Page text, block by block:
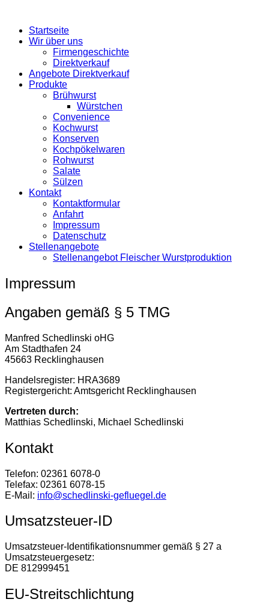
Startseite
Wir über uns
Firmengeschichte
Direktverkauf
Angebote Direktverkauf
Produkte
Brühwurst
Würstchen
Convenience
Kochwurst
Konserven
Kochpökelwaren
Rohwurst
Salate
Sülzen
Kontakt
Kontaktformular
Anfahrt
Impressum
Datenschutz
Stellenangebote
Stellenangebot Fleischer Wurstproduktion
Impressum
Angaben gemäß § 5 TMG
Manfred Schedlinski oHG
Am Stadthafen 24
45663 Recklinghausen
Handelsregister: HRA3689
Registergericht: Amtsgericht Recklinghausen
Vertreten durch:
Matthias Schedlinski, Michael Schedlinski
Kontakt
Telefon: 02361 6078-0
Telefax: 02361 6078-15
E-Mail: info@schedlinski-gefluegel.de
Umsatzsteuer-ID
Umsatzsteuer-Identifikationsnummer gemäß § 27 a
Umsatzsteuergesetz:
DE 812999451
EU-Streitschlichtung